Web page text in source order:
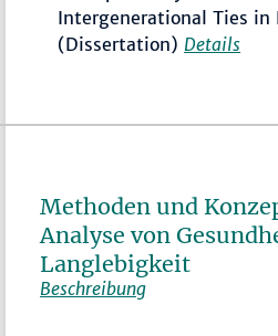
Intergenerational Ties in
(Dissertation) Details
Methoden und
Analyse von
Langlebigkeit
Beschreibung